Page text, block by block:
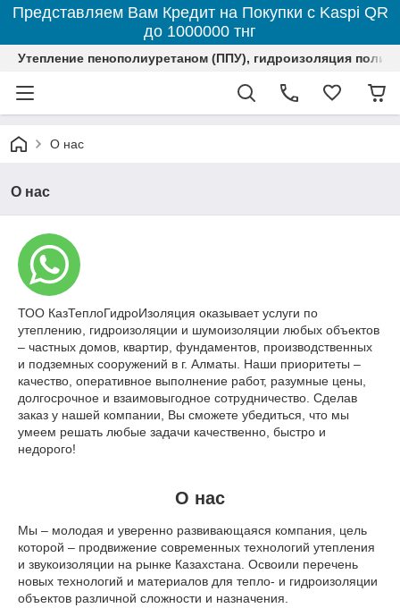
Представляем Вам Кредит на Покупки с Kaspi QR
до 1000000 тнг
Утепление пенополиуретаном (ППУ), гидроизоляция
О нас
О нас
ТОО КазТеплоГидроИзоляция оказывает услуги по
утеплению, гидроизоляции и шумоизоляции любых объектов
– частных домов, квартир, фундаментов, производственных
и подземных сооружений в г. Алматы. Наши приоритеты –
качество, оперативное выполнение работ, разумные цены,
долгосрочное и взаимовыгодное сотрудничество. Сделав
заказ у нашей компании, Вы сможете убедиться, что мы
умеем решать любые задачи качественно, быстро и
недорого!
О нас
Мы – молодая и уверенно развивающаяся компания, цель
которой – продвижение современных технологий утепления
и звукоизоляции на рынке Казахстана. Освоили перечень
новых технологий и материалов для тепло- и гидроизоляции
объектов различной сложности и назначения.